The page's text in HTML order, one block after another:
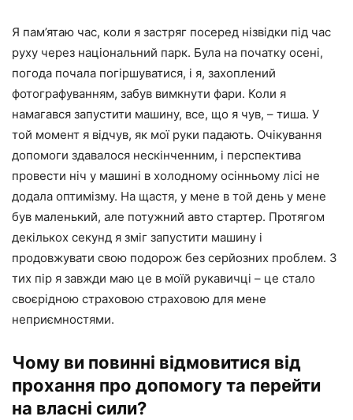
Я пам’ятаю час, коли я застряг посеред нізвідки під час
руху через національний парк. Була на початку осені,
погода почала погіршуватися, і я, захоплений
фотографуванням, забув вимкнути фари. Коли я
намагався запустити машину, все, що я чув, – тиша. У
той момент я відчув, як мої руки падають. Очікування
допомоги здавалося нескінченним, і перспектива
провести ніч у машині в холодному осінньому лісі не
додала оптимізму. На щастя, у мене в той день у мене
був маленький, але потужний авто стартер. Протягом
декількох секунд я зміг запустити машину і
продовжувати свою подорож без серйозних проблем. З
тих пір я завжди маю це в моїй рукавичці – це стало
своєрідною страховою страховою для мене
неприємностями.
Чому ви повинні відмовитися від
прохання про допомогу та перейти
на власні сили?